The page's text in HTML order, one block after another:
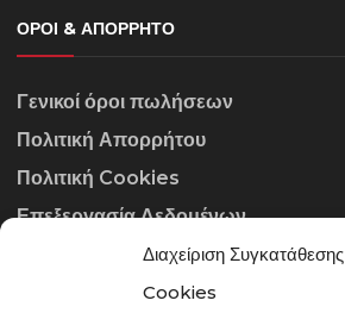
Διαχείριση Συγκατάθεσης
Cookies
ΌΡΟΙ & ΑΠΌΡΡΗΤΟ
Γενικοί όροι πωλήσεων
Πολιτική Απορρήτου
Πολιτική Cookies
Επεξεργασία Δεδομένων
ΣΤΟΙΧΕΊΑ ΕΠΙΚΟΙΝΩΝΊΑΣ